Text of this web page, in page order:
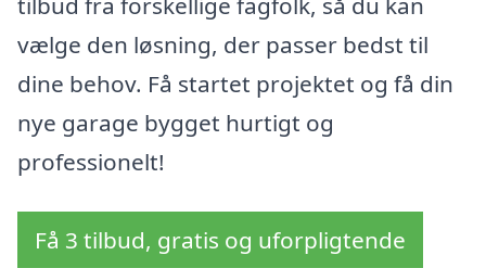
vælge den løsning, der passer bedst til
dine behov. Få startet projektet og få din
nye garage bygget hurtigt og
professionelt!
Få 3 tilbud, gratis og uforpligtende